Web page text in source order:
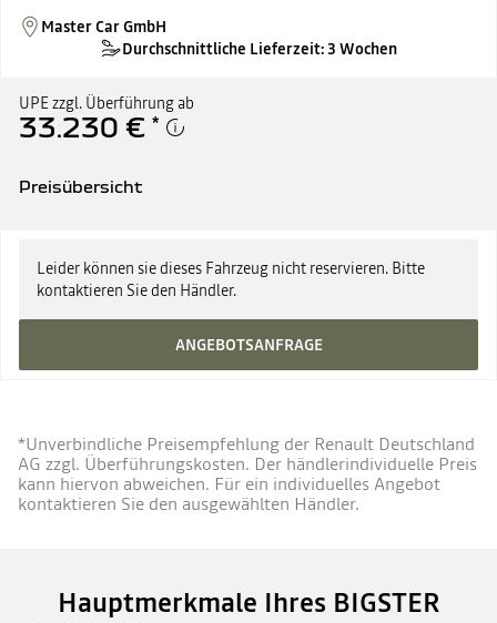
Master Car GmbH
Durchschnittliche Lieferzeit: 3 Wochen
UPE zzgl. Überführung ab
33.230 € *
Preisübersicht
Leider können sie dieses Fahrzeug nicht reservieren. Bitte
kontaktieren Sie den Händler.
ANGEBOTSANFRAGE
*Unverbindliche Preisempfehlung der Renault Deutschland
AG zzgl. Überführungskosten. Der händlerindividuelle Preis
kann hiervon abweichen. Für ein individuelles Angebot
kontaktieren Sie den ausgewählten Händler.
Hauptmerkmale Ihres BIGSTER